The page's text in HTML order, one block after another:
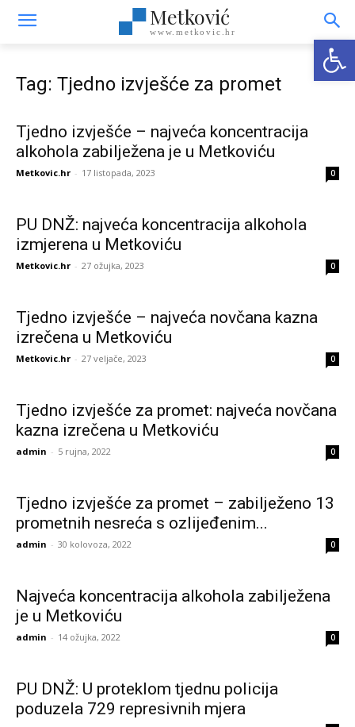
Metković
www.metkovic.hr
Tag: Tjedno izvješće za promet
Tjedno izvješće – najveća koncentracija
alkohola zabilježena je u Metkoviću
Metkovic.hr - 17 listopada, 2023 0
PU DNŽ: najveća koncentracija alkohola
izmjerena u Metkoviću
Metkovic.hr - 27 ožujka, 2023 0
Tjedno izvješće – najveća novčana kazna
izrečena u Metkoviću
Metkovic.hr - 27 veljače, 2023 0
Tjedno izvješće za promet: najveća novčana
kazna izrečena u Metkoviću
admin - 5 rujna, 2022 0
Tjedno izvješće za promet – zabilježeno 13
prometnih nesreća s ozlijeđenim...
admin - 30 kolovoza, 2022 0
Najveća koncentracija alkohola zabilježena
je u Metkoviću
admin - 14 ožujka, 2022 0
PU DNŽ: U proteklom tjednu policija
poduzela 729 represivnih mjera